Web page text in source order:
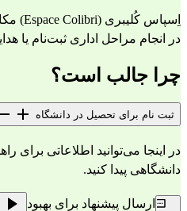
در انجام مراحل اداری ثبت‌نام یا هدایت به دانشگاه است.
چرا جالب است؟
ثبت نام برای تحصیل در دانشگاه
دانشگاهی پیدا کنید.
ارسال پیشنهاد برای بهبود